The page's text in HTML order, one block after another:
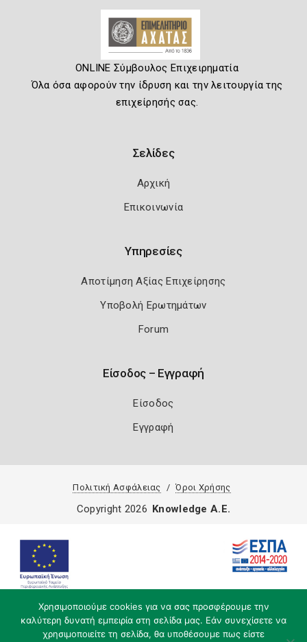
ONLINE Σύμβουλος Επιχειρηματία
Όλα όσα αφορούν την ίδρυση και την λειτουργία της
επιχείρησής σας.
Σελίδες
Αρχική
Επικοινωνία
Υπηρεσίες
Αποτίμηση Αξίας Επιχείρησης
Υποβολή Ερωτημάτων
Forum
Είσοδος – Εγγραφή
Είσοδος
Εγγραφή
Πολιτική Ασφάλειας Όροι Χρήσης
Χρησιμοποιούμε cookies για να σας προσφέρουμε την
καλύτερη δυνατή εμπειρία στη σελίδα μας. Εάν συνεχίσετε να
χρησιμοποιείτε τη σελίδα, θα υποθέσουμε πως είστε
Copyright 2026 Knowledge A.E.